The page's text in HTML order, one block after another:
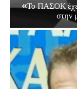
«Το ΠΑΣΟΚ
στην